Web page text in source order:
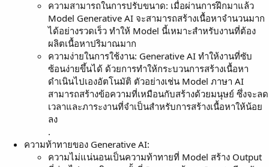
ความสามารถในการปรับขนาด: เมื่อผ่านการฝึกมาแล้ว
Model Generative AI จะสามารถสร้างเนื้อหาจำนวนมาก
ได้อย่างรวดเร็ว ทำให้ Model นี้เหมาะสำหรับงานที่ต้อง
ผลิตเนื้อหาปริมาณมาก
ความง่ายในการใช้งาน: Generative AI ทำให้งานที่ซับ
ซ้อนง่ายขึ้นได้ ด้วยการทำให้กระบวนการสร้างเนื้อหา
ดำเนินไปเองอัตโนมัติ ตัวอย่างเช่น Model ภาษา AI
สามารถสร้างข้อความที่เหมือนกับสร้างด้วยมนุษย์ ซึ่งจะลด
เวลาและภาระงานที่จำเป็นสำหรับการสร้างเนื้อหาให้น้อย
ลง
.
ความท้าทายของ Generative AI:
ความไม่แน่นอนเป็นความท้าทายที่ Model สร้าง Output